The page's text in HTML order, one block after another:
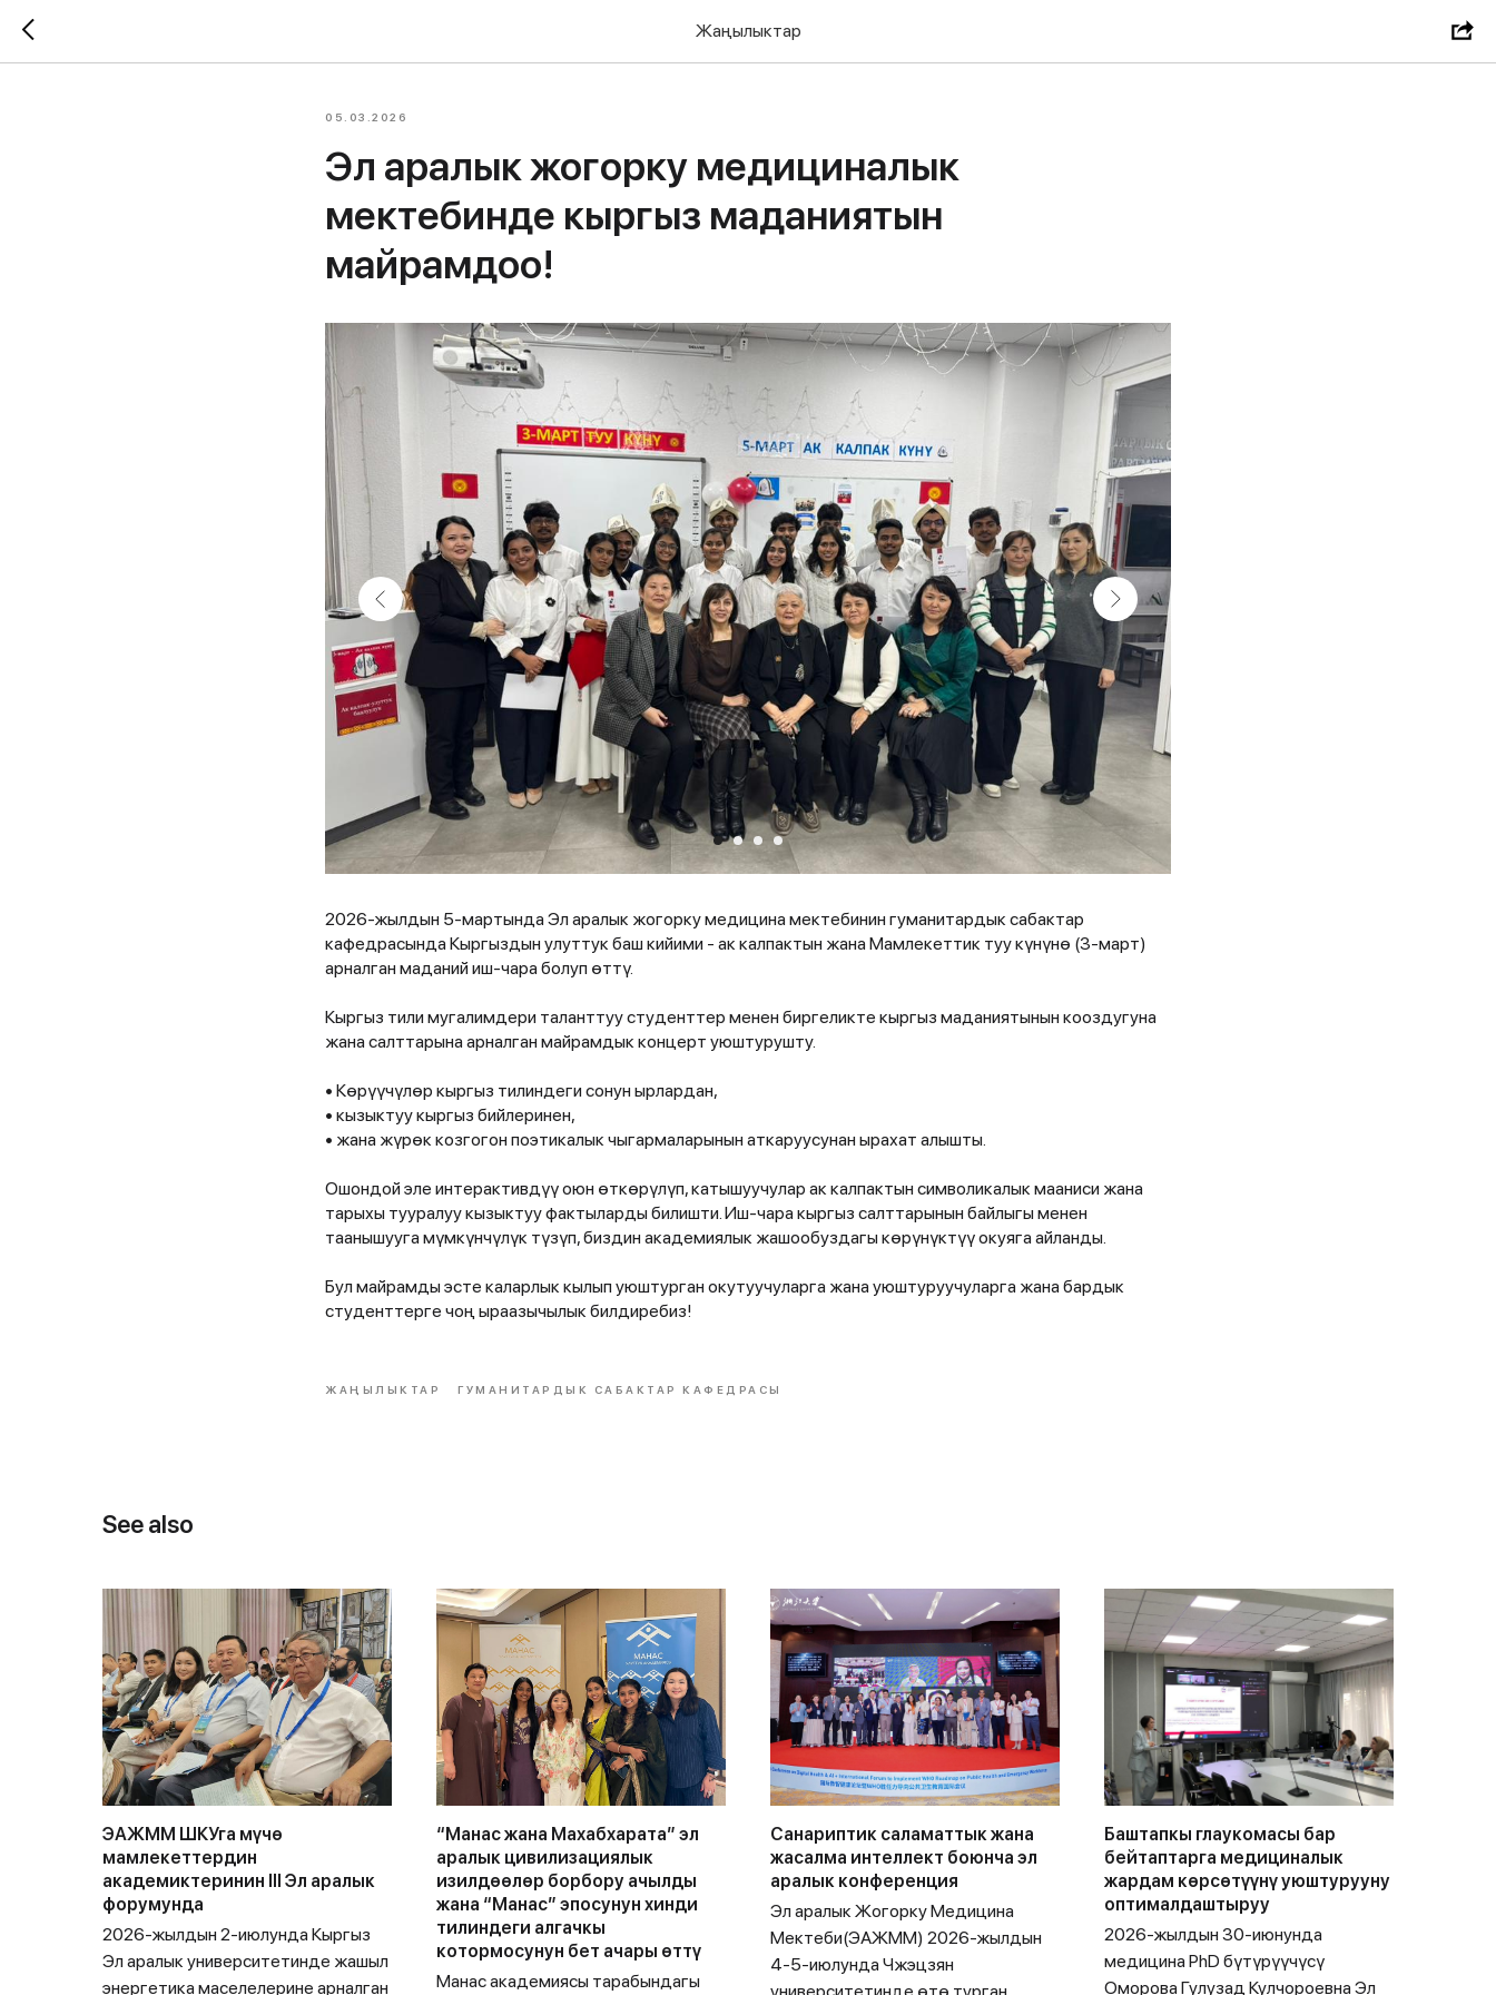
Жаңылыктар
05.03.2026
Эл аралык жогорку медициналык
мектебинде кыргыз маданиятын
майрамдоо!
2026-жылдын 5-мартында Эл аралык жогорку медицина мектебинин гуманитардык сабактар
кафедрасында Кыргыздын улуттук баш кийими - ак калпактын жана Мамлекеттик туу күнүнө (3-март)
арналган маданий иш-чара болуп өттү.
Кыргыз тили мугалимдери таланттуу студенттер менен биргеликте кыргыз маданиятынын кооздугуна
жана салттарына арналган майрамдык концерт уюштурушту.
• Көрүүчүлөр кыргыз тилиндеги сонун ырлардан,
• кызыктуу кыргыз бийлеринен,
• жана жүрөк козгогон поэтикалык чыгармаларынын аткаруусунан ырахат алышты.
Ошондой эле интерактивдүү оюн өткөрүлүп, катышуучулар ак калпактын символикалык мааниси жана
тарыхы тууралуу кызыктуу фактыларды билишти. Иш-чара кыргыз салттарынын байлыгы менен
таанышууга мүмкүнчүлүк түзүп, биздин академиялык жашообуздагы көрүнүктүү окуяга айланды.
Бул майрамды эсте каларлык кылып уюштурган окутуучуларга жана уюштуруучуларга жана бардык
студенттерге чоң ыраазычылык билдиребиз!
ЖАҢЫЛЫКТАР ГУМАНИТАРДЫК САБАКТАР КАФЕДРАСЫ
See also
ЭАЖММ ШКУга мүчө
мамлекеттердин
академиктеринин III Эл аралык
форумунда
2026-жылдын 2-июлунда Кыргыз
Эл аралык университетинде жашыл
энергетика маселелерине арналган
“Манас жана Махабхарата” эл
аралык цивилизациялык
изилдөөлөр борбору ачылды
жана “Манас” эпосунун хинди
тилиндеги алгачкы
котормосунун бет ачары өттү
Манас академиясы тарабындагы
Санариптик саламаттык жана
жасалма интеллект боюнча эл
аралык конференция
Эл аралык Жогорку Медицина
Мектеби(ЭАЖММ) 2026-жылдын
4-5-июлунда Чжэцзян
Баштапкы глаукомасы бар
бейтаптарга медициналык
жардам көрсөтүүнү уюштурууну
оптималдаштыруу
2026-жылдын 30-июнунда
медицина PhD бүтүрүүчүсү
Оморова Гулузад Кулчороевна Эл